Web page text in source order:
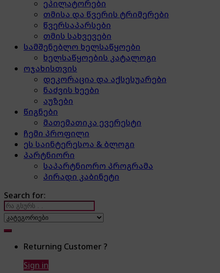
ეპილატორები
თმისა და წვერის ტრიმერები
წვერსაპარსები
თმის სახვევები
სამშენებლო ხელსაწყოები
ხელსაწყოების კატალოგი
ოჯახისთვის
დეკორაცია და აქსესუარები
ნაძვის ხეები
აუზები
წიგნები
მათემათიკა ევერესტი
ჩემი პროფილი
ეს საინტერესოა & ბლოგი
პარტნიორი
საპარტნიორო პროგრამა
პირადი კაბინეტი
Search for:
Returning Customer ?
Sign in